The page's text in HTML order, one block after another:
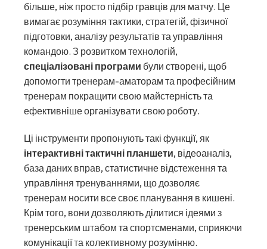
більше, ніж просто підбір гравців для матчу. Це
вимагає розуміння тактики, стратегій, фізичної
підготовки, аналізу результатів та управління
командою. З розвитком технологій,
спеціалізовані програми були створені, щоб
допомогти тренерам-аматорам та професійним
тренерам покращити свою майстерність та
ефективніше організувати свою роботу.
Ці інструменти пропонують такі функції, як
інтерактивні тактичні планшети, відеоаналіз,
база даних вправ, статистичне відстеження та
управління тренуваннями, що дозволяє
тренерам носити все своє планування в кишені.
Крім того, вони дозволяють ділитися ідеями з
тренерським штабом та спортсменами, сприяючи
комунікації та колективному розумінню.